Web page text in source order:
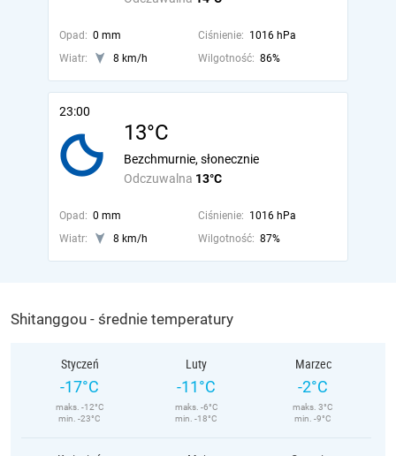
Opad: 0 mm Ciśnienie: 1016 hPa
Wiatr:
8 km/h Wilgotność: 86%
23:00
13°C
Odczuwalna 13°C
Bezchmurnie, słonecznie
Opad: 0 mm Ciśnienie: 1016 hPa
Wiatr:
8 km/h Wilgotność: 87%
Shitanggou - średnie temperatury
Styczeń
-17°C
maks. -12°C
min. -23°C
Luty
-11°C
maks. -6°C
min. -18°C
Marzec
-2°C
maks. 3°C
min. -9°C